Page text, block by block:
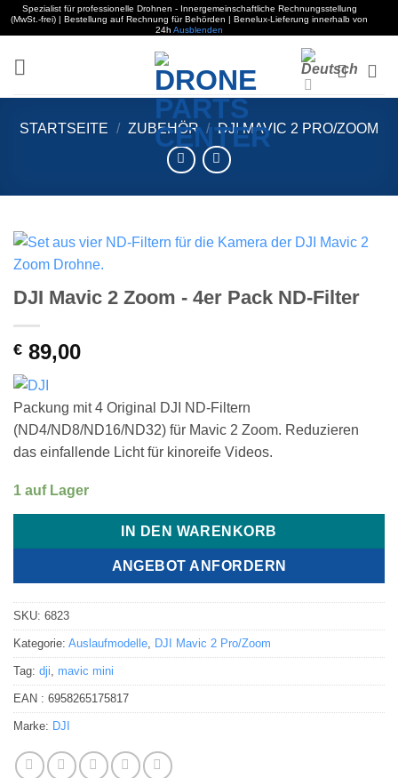
Spezialist für professionelle Drohnen - Innergemeinschaftliche Rechnungsstellung
(MwSt.-frei) | Bestellung auf Rechnung für Behörden | Benelux-Lieferung innerhalb von
24h Ausblenden
STARTSEITE / ZUBEHÖR / DJI MAVIC 2 PRO/ZOOM
DJI Mavic 2 Zoom - 4er Pack ND-Filter
€ 89,00
Packung mit 4 Original DJI ND-Filtern
(ND4/ND8/ND16/ND32) für Mavic 2 Zoom. Reduzieren
das einfallende Licht für kinoreife Videos.
1 auf Lager
IN DEN WARENKORB
ANGEBOT ANFORDERN
SKU: 6823
Kategorie: Auslaufmodelle DJI Mavic 2 Pro/Zoom
Tag: dji mavic mini
EAN : 6958265175817
Marke: DJI